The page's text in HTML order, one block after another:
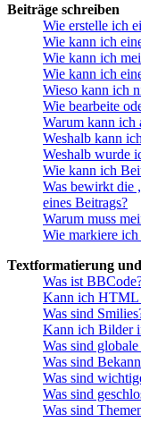
Beiträge schreiben
Wie erstelle ich
Wie kann ich
Wie kann ich
Wie kann ich
Wieso kann ich
Wie bearbeite
Warum kann ich
Weshalb kann
Weshalb wurde
Wie kann ich
Was bewirkt die
eines Beitrags?
Warum muss
Wie markiere
Textformatierung
Was ist
Kann ich HTML
Was sind
Kann ich Bilder
Was sind
Was sind
Was sind
Was sind
Was sind